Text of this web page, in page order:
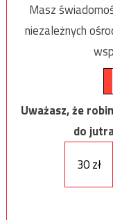
Masz
niezależnych
Uważasz, że
do
30 zł